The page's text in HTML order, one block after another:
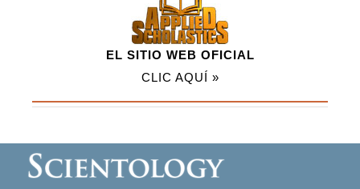
EL SITIO WEB OFICIAL
CLIC AQUÍ »